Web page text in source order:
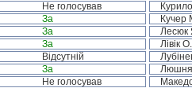
Не голосував
За Кучер
За Лесюк
За Лівік
Відсутній
За
Не голосував